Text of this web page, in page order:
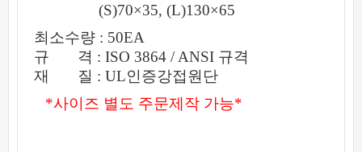
(S)70×35, (L)130×65
최소수량 : 50EA
규 격 : ISO 3864 / ANSI 규격
재 질 : UL인증강접원단
*사이즈 별도 주문제작 가능*